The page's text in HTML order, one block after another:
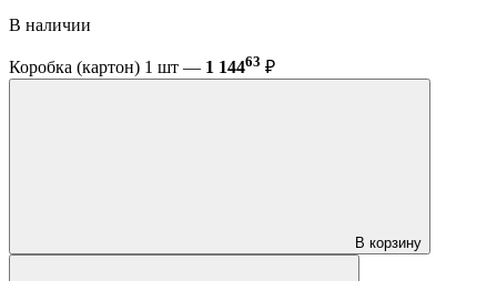
В наличии
Коробка (картон) 1 шт — 1 14463 ₽
В корзину